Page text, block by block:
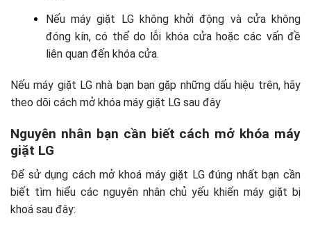
Nếu máy giặt LG không khởi động và cửa không
đóng kín, có thể do lỗi khóa cửa hoặc các vấn đề
liên quan đến khóa cửa.
Nếu máy giặt LG nhà bạn bạn gặp những dấu hiệu trên, hãy
theo dõi cách mở khóa máy giặt LG sau đây
Nguyên nhân bạn cần biết cách mở khóa máy
giặt LG
Để sử dụng cách mở khoá máy giặt LG đúng nhất bạn cần
biết tìm hiểu các nguyên nhân chủ yếu khiến máy giặt bị
khoá sau đây: